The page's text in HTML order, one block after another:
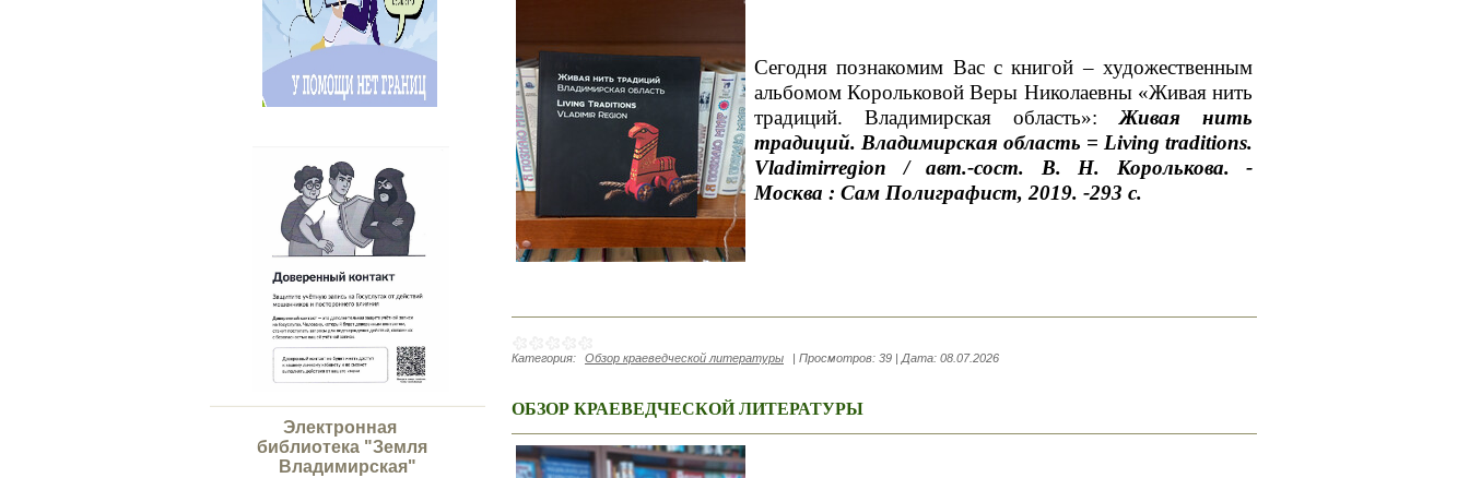
Электронная
библиотека "Земля
Владимирская"
Сегодня познакомим Вас с книгой – художественным
альбомом Корольковой Веры Николаевны «Живая нить
традиций. Владимирская область»: Живая нить
традиций. Владимирская область = Living traditions.
Vladimirregion / авт.-сост. В. Н. Королькова. -
Москва : Сам Полиграфист, 2019. -293 с.
Категория: Обзор краеведческой литературы | Просмотров: 39 | Дата: 08.07.2026
ОБЗОР КРАЕВЕДЧЕСКОЙ ЛИТЕРАТУРЫ